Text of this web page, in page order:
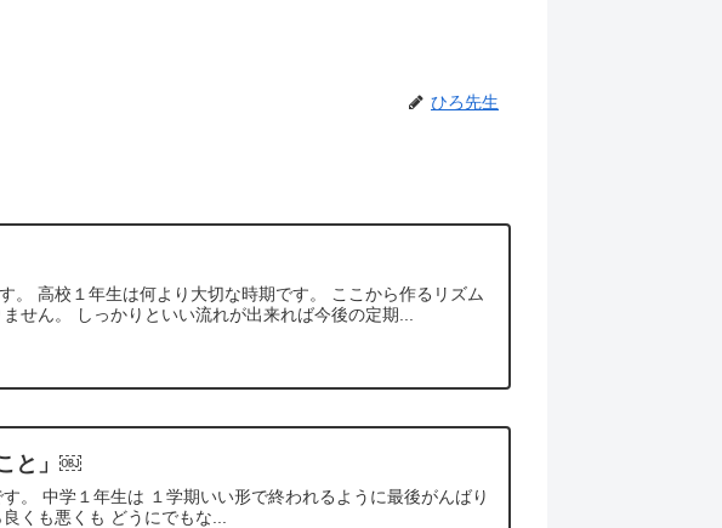
ひろ先生
。 高校１年生は何より大切な時期です。 ここから作るリズム
せん。 しっかりといい流れが出来れば今後の定期...
と」￼
。 中学１年生は １学期いい形で終われるように最後がんばり
くも悪くも どうにでもな...